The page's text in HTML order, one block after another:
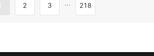
2 3 ... 218